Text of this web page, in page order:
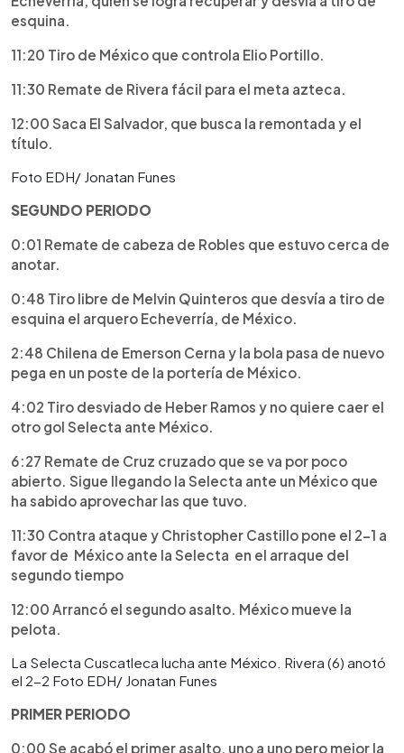
esquina.
11:20 Tiro de México que controla Elio Portillo.
11:30 Remate de Rivera fácil para el meta azteca.
12:00 Saca El Salvador, que busca la remontada y el
título.
Foto EDH/ Jonatan Funes
SEGUNDO PERIODO
0:01 Remate de cabeza de Robles que estuvo cerca de
anotar.
0:48 Tiro libre de Melvin Quinteros que desvía a tiro de
esquina el arquero Echeverría, de México.
2:48 Chilena de Emerson Cerna y la bola pasa de nuevo
pega en un poste de la portería de México.
4:02 Tiro desviado de Heber Ramos y no quiere caer el
otro gol Selecta ante México.
6:27 Remate de Cruz cruzado que se va por poco
abierto. Sigue llegando la Selecta ante un México que
ha sabido aprovechar las que tuvo.
11:30 Contra ataque y Christopher Castillo pone el 2-1 a
favor de México ante la Selecta en el arraque del
segundo tiempo
12:00 Arrancó el segundo asalto. México mueve la
pelota.
La Selecta Cuscatleca lucha ante México. Rivera (6) anotó
el 2-2 Foto EDH/ Jonatan Funes
PRIMER PERIODO
0:00 Se acabó el primer asalto, uno a uno pero mejor la